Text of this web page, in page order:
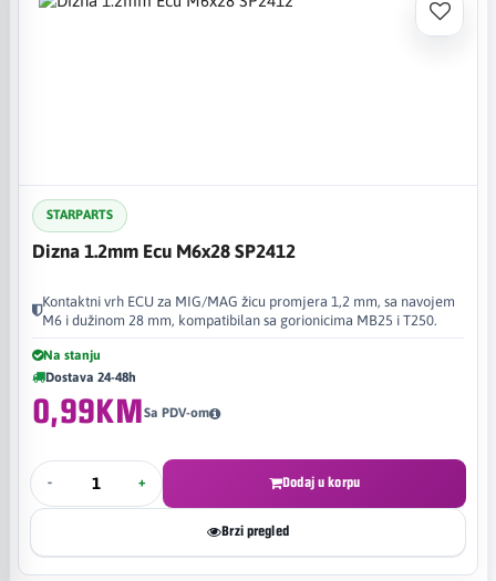
STARPARTS
Dizna 1.2mm Ecu M6x28 SP2412
Kontaktni vrh ECU za MIG/MAG žicu promjera 1,2 mm, sa navojem
M6 i dužinom 28 mm, kompatibilan sa gorionicima MB25 i T250.
Na stanju
Dostava 24-48h
0,99KMSa PDV-om
- + Dodaj u korpu
Brzi pregled